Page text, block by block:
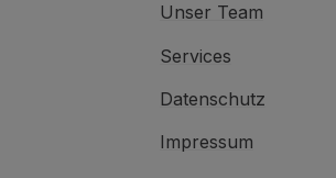
Unser Team
Services
Datenschutz
Impressum